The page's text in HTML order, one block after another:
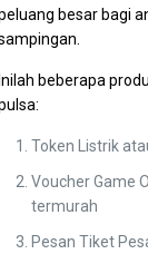
besar bagi
Inilah beberapa
Token Listrik
Voucher Game
termurah
Pesan Tiket